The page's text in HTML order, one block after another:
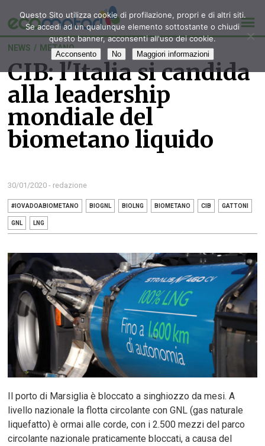
NEWS / METANO
CIB: l'Italia si candida
alla leadership
mondiale del
biometano liquido
30/01/2020 - redazione
#IOVADOABIOMETANO BIOGNL BIOLNG BIOMETANO CIB GATTONI
GNL LNG
Il porto di Marsiglia è bloccato a singhiozzo da mesi. A
livello nazionale la flotta circolante con GNL (gas naturale
liquefatto) è ormai alle corde, con i 2.500 mezzi del parco
circolante nazionale praticamente bloccati, a causa del
Questo Sito utilizza cookie di profilazione, propri e di altri siti.
Se accedi ad un qualunque elemento sottostante o chiudi
questo banner, acconsenti all'uso dei cookie.
Acconsento No Maggiori informazioni